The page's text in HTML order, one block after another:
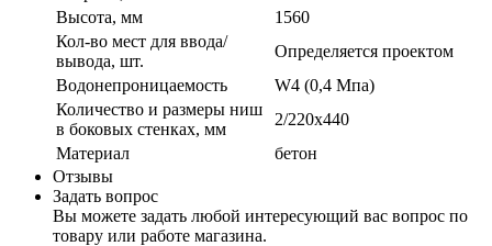
Высота, мм
1560
Кол-во мест для ввода/
вывода, шт.
Определяется проектом
Водонепроницаемость
W4 (0,4 Мпа)
Количество и размеры ниш
в боковых стенках, мм
2/220х440
Материал
бетон
Отзывы
Задать вопрос
Вы можете задать любой интересующий вас вопрос по
товару или работе магазина.